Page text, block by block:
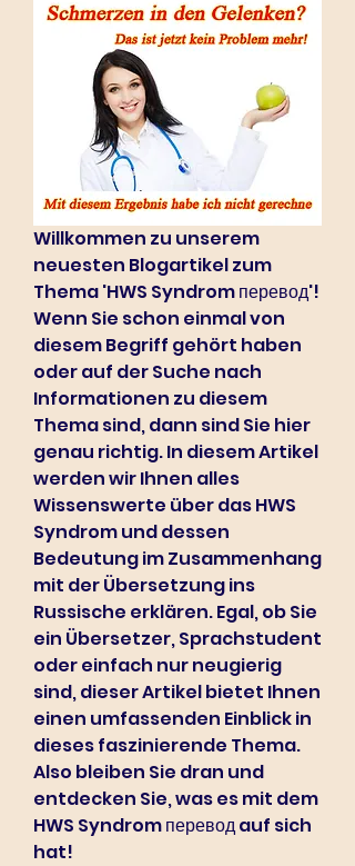
Willkommen zu unserem
neuesten Blogartikel zum
Thema 'HWS Syndrom перевод'!
Wenn Sie schon einmal von
diesem Begriff gehört haben
oder auf der Suche nach
Informationen zu diesem
Thema sind, dann sind Sie hier
genau richtig. In diesem Artikel
werden wir Ihnen alles
Wissenswerte über das HWS
Syndrom und dessen
Bedeutung im Zusammenhang
mit der Übersetzung ins
Russische erklären. Egal, ob Sie
ein Übersetzer, Sprachstudent
oder einfach nur neugierig
sind, dieser Artikel bietet Ihnen
einen umfassenden Einblick in
dieses faszinierende Thema.
Also bleiben Sie dran und
entdecken Sie, was es mit dem
HWS Syndrom перевод auf sich
hat!